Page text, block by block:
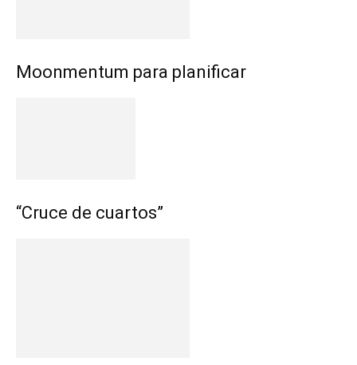
Moonmentum para planificar
“Cruce de cuartos”